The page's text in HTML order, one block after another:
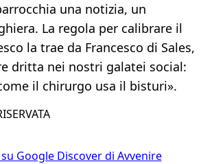
una notizia, un
La regola per calibrare il
la trae da Francesco di Sales,
dritta nei nostri galatei social:
il chirurgo usa il bisturi».
Google Discover di Avvenire